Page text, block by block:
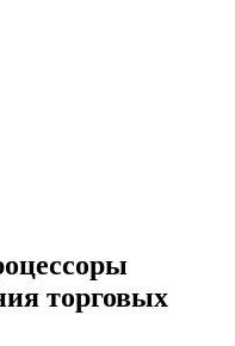
торговых